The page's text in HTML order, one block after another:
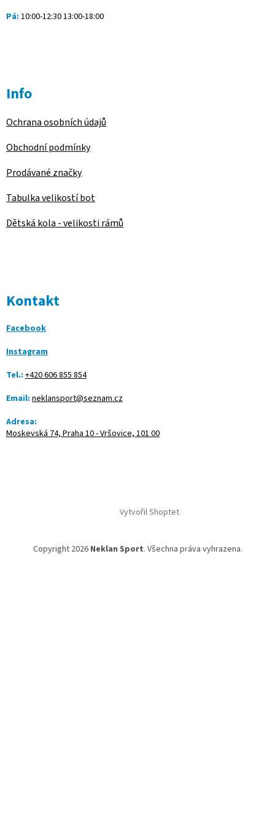
Pá: 10:00-12:30 13:00-18:00
Info
Ochrana osobních údajů
Obchodní podmínky
Prodávané značky
Tabulka velikostí bot
Dětská kola - velikosti rámů
Kontakt
Facebook
Instagram
Tel.: +420 606 855 854
Email: neklansport@seznam.cz
Adresa:
Moskevská 74, Praha 10 - Vršovice, 101 00
Vytvořil Shoptet
Copyright 2026 Neklan Sport. Všechna práva vyhrazena.